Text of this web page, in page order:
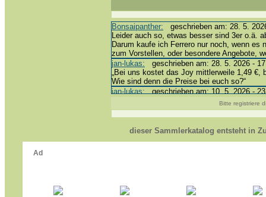
Bonsaipanther: geschrieben am: 28. 5.
Leider auch so, etwas besser sind 3er o.ä.
Darum kaufe ich Ferrero nur noch, wenn es
zum Vorstellen, oder besondere Angebote,
jan-lukas: geschrieben am: 28. 5. 2026 -
„Bei uns kostet das Joy mittlerweile 1,49 €,
Wie sind denn die Preise bei euch so?“
jan-lukas:geschrieben am: 10. 5. 2026 -
Bonsaipanther:geschrieben am: 10. 5.
@ Harald
https://www.ue-ei-portal-
Dein Enkel sollte zur Strafe die nächsten 3
jan-lukas:
geschrieben am: 29. 4. 2026 -
https://www.ferrero-
Bitte registriere
dieser Sammlerkatalog entsteht in